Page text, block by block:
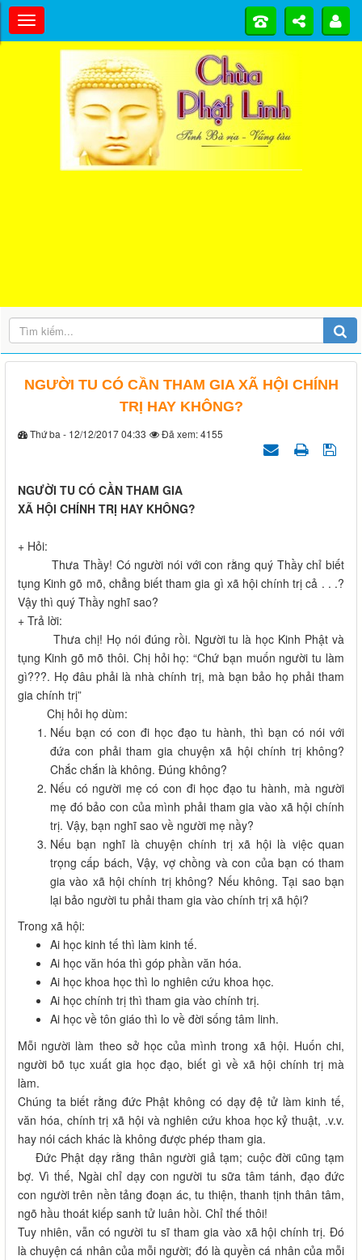
NGƯỜI TU CÓ CẦN THAM GIA XÃ HỘI CHÍNH
TRỊ HAY KHÔNG?
Thứ ba - 12/12/2017 04:33 Đã xem: 4155
NGƯỜI TU CÓ CẦN THAM GIA
XÃ HỘI CHÍNH TRỊ HAY KHÔNG?
+ Hỏi:
Thưa Thầy! Có người nói với con rằng quý Thầy chỉ biết
tụng Kinh gõ mõ, chẳng biết tham gia gì xã hội chính trị cả . . .?
Vậy thì quý Thầy nghĩ sao?
+ Trả lời:
Thưa chị! Họ nói đúng rồi. Người tu là học Kinh Phật và
tụng Kinh gõ mõ thôi. Chị hỏi họ: “Chứ bạn muốn người tu làm
gì???. Họ đâu phải là nhà chính trị, mà bạn bảo họ phải tham
gia chính trị”
Chị hỏi họ dùm:
Nếu bạn có con đi học đạo tu hành, thì bạn có nói với
đứa con phải tham gia chuyện xã hội chính trị không?
Chắc chắn là không. Đúng không?
Nếu có người mẹ có con đi học đạo tu hành, mà người
mẹ đó bảo con của mình phải tham gia vào xã hội chính
trị. Vậy, bạn nghĩ sao về người mẹ nầy?
Nếu bạn nghĩ là chuyện chính trị xã hội là việc quan
trọng cấp bách, Vậy, vợ chồng và con của bạn có tham
gia vào xã hội chính trị không? Nếu không. Tại sao bạn
lại bảo người tu phải tham gia vào chính trị xã hội?
Trong xã hội:
Ai học kinh tế thì làm kinh tế.
Ai học văn hóa thì góp phần văn hóa.
Ai học khoa học thì lo nghiên cứu khoa học.
Ai học chính trị thì tham gia vào chính trị.
Ai học về tôn giáo thì lo về đời sống tâm linh.
Mỗi người làm theo sở học của mình trong xã hội. Huốn chi,
người bõ tục xuất gia học đạo, biết gì về xã hội chính trị mà
làm.
Chúng ta biết rằng đức Phật không có dạy đệ tử làm kinh tế,
văn hóa, chính trị xã hội và nghiên cứu khoa học kỷ thuật, .v.v.
hay nói cách khác là không được phép tham gia.
Đức Phật dạy rằng thân người giả tạm; cuộc đời cũng tạm
bợ. Vì thế, Ngài chỉ dạy con người tu sữa tâm tánh, đạo đức
con người trên nền tảng đoạn ác, tu thiện, thanh tịnh thân tâm,
ngõ hầu thoát kiếp sanh tử luân hồi. Chỉ thế thôi!
Tuy nhiên, vẫn có người tu sĩ tham gia vào xã hội chính trị. Đó
là chuyện cá nhân của mỗi người; đó là quyền cá nhân của mỗi